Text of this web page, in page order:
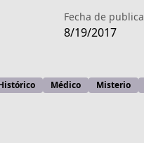
Fecha de
8/19/2017
Médico Misterio